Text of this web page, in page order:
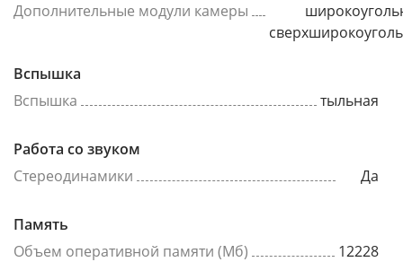
Дополнительные модули камеры
Вспышка
Вспышка
тыльная
Работа со звуком
Стереодинамики
Да
Память
Объем оперативной памяти (Мб)
12228